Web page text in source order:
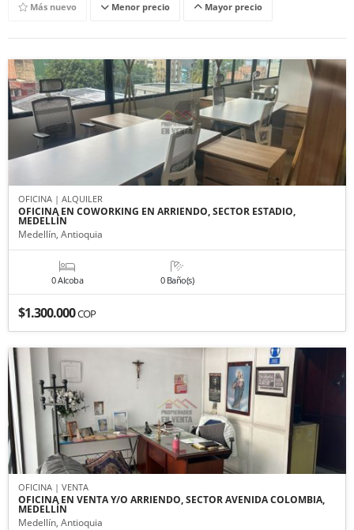
Más nuevo Menor precio Mayor precio
OFICINA | ALQUILER
OFICINA EN COWORKING EN ARRIENDO, SECTOR ESTADIO,
MEDELLÍN
Medellín, Antioquia
0 Alcoba 0 Baño(s)
$1.300.000COP
OFICINA | VENTA
OFICINA EN VENTA Y/O ARRIENDO, SECTOR AVENIDA COLOMBIA,
MEDELLÍN
Medellín, Antioquia